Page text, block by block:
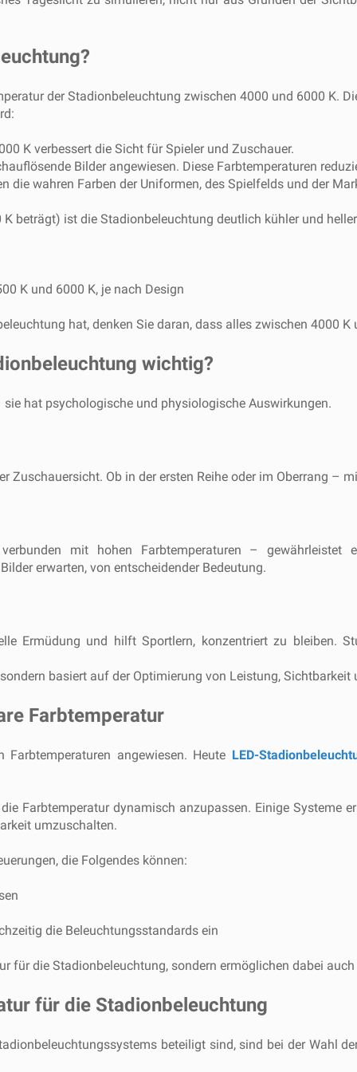
der Stadionbeleuchtung zwischen 4000 und 6000 K.
K verbessert die Sicht für Spieler und Zuschauer.
Bilder angewiesen. Diese Farbtemperaturen
die wahren Farben der Uniformen, des Spielfelds und der
beträgt) ist die Stadionbeleuchtung deutlich kühler und
K und 6000 K, je nach Design
hat, denken Sie daran, dass alles zwischen 4000
wichtig?
hat psychologische und physiologische Auswirkungen.
Ob in der ersten Reihe oder im Oberrang –
mit hohen Farbtemperaturen – gewährleistet
erwarten, von entscheidender Bedeutung.
Ermüdung und hilft Sportlern, konzentriert zu bleiben.
basiert auf der Optimierung von Leistung, Sichtbarkeit
Farbtemperatur
angewiesen. Heute LED-
Farbtemperatur dynamisch anzupassen. Einige Systeme
umzuschalten.
die Folgendes können:
die Beleuchtungsstandards ein
für die Stadionbeleuchtung, sondern ermöglichen dabei
für die Stadionbeleuchtung
beteiligt sind, sind bei der Wahl